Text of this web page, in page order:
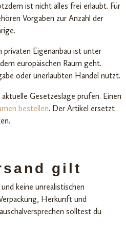
ist nicht alles frei erlaubt. Für
Vorgaben zur Anzahl der
privaten Eigenanbau ist unter
europäischen Raum geht.
oder unerlaubten Handel nutzt.
Gesetzeslage prüfen. Einen
bestellen. Der Artikel ersetzt
gilt
keine unrealistischen
Herkunft und
solltest du